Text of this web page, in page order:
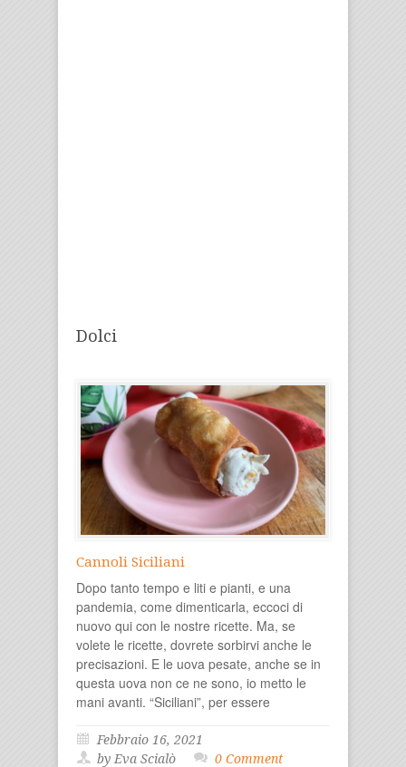
Dolci
Cannoli Siciliani
Dopo tanto tempo e liti e pianti, e una
pandemia, come dimenticarla, eccoci di
nuovo qui con le nostre ricette. Ma, se
volete le ricette, dovrete sorbirvi anche le
precisazioni. E le uova pesate, anche se in
questa uova non ce ne sono, io metto le
mani avanti. “Siciliani”, per essere
Febbraio 16, 2021
by Eva Scialò
0 Comment